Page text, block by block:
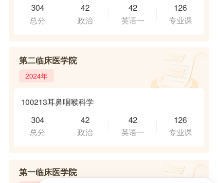
304
总分
42
政治
42
英语一
126
专业课
第二临床医学院
2024年
100213耳鼻咽喉科学
304
总分
42
政治
42
英语一
126
专业课
第一临床医学院